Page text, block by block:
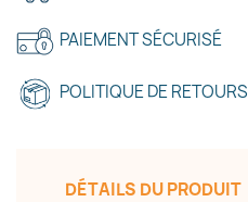
PAIEMENT SÉCURISÉ
POLITIQUE DE RETOURS
DÉTAILS DU PRODUIT